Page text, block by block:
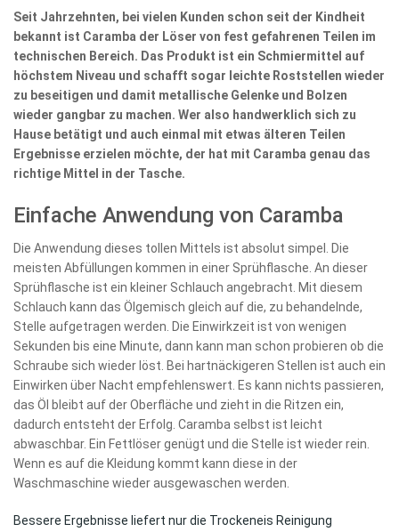
Seit Jahrzehnten, bei vielen Kunden schon seit der Kindheit
bekannt ist Caramba der Löser von fest gefahrenen Teilen im
technischen Bereich. Das Produkt ist ein Schmiermittel auf
höchstem Niveau und schafft sogar leichte Roststellen wieder
zu beseitigen und damit metallische Gelenke und Bolzen
wieder gangbar zu machen. Wer also handwerklich sich zu
Hause betätigt und auch einmal mit etwas älteren Teilen
Ergebnisse erzielen möchte, der hat mit Caramba genau das
richtige Mittel in der Tasche.
Einfache Anwendung von Caramba
Die Anwendung dieses tollen Mittels ist absolut simpel. Die
meisten Abfüllungen kommen in einer Sprühflasche. An dieser
Sprühflasche ist ein kleiner Schlauch angebracht. Mit diesem
Schlauch kann das Ölgemisch gleich auf die, zu behandelnde,
Stelle aufgetragen werden. Die Einwirkzeit ist von wenigen
Sekunden bis eine Minute, dann kann man schon probieren ob die
Schraube sich wieder löst. Bei hartnäckigeren Stellen ist auch ein
Einwirken über Nacht empfehlenswert. Es kann nichts passieren,
das Öl bleibt auf der Oberfläche und zieht in die Ritzen ein,
dadurch entsteht der Erfolg. Caramba selbst ist leicht
abwaschbar. Ein Fettlöser genügt und die Stelle ist wieder rein.
Wenn es auf die Kleidung kommt kann diese in der
Waschmaschine wieder ausgewaschen werden.
Bessere Ergebnisse liefert nur die Trockeneis Reinigung